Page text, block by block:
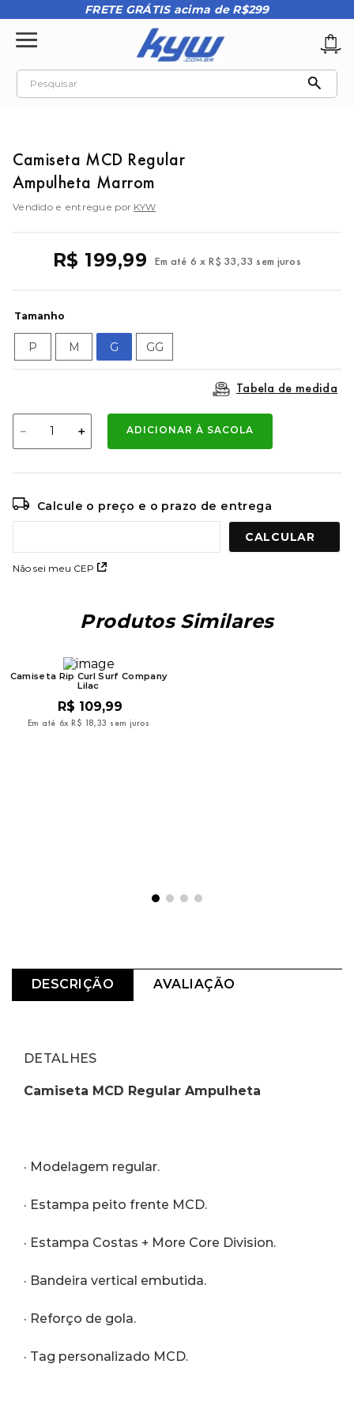
FRETE GRÁTIS acima de R$299
Pesquisar
Camiseta MCD Regular
Ampulheta Marrom
Vendido e entregue por KYW
R$ 199,99 Em até 6 x R$ 33,33 sem juros
Tamanho
P M G GG
Tabela de medida
＋
－ ADICIONAR À SACOLA
Calcule o preço e o prazo de entrega
Não sei meu CEP
Produtos Similares
Camiseta Rip Curl Surf Company
Lilac
R$ 109,99
Em até 6x R$ 18,33 sem juros
DESCRIÇÃO AVALIAÇÃO
DETALHES
Camiseta MCD Regular Ampulheta
· Modelagem regular.
· Estampa peito frente MCD.
· Estampa Costas + More Core Division.
· Bandeira vertical embutida.
· Reforço de gola.
· Tag personalizado MCD.
2º oakley
kenner
8º regata
9º mochila oakley